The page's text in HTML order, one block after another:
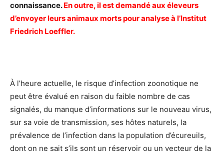
connaissance.En outre, il est demandé aux éleveurs
d’envoyer leurs animaux morts pour analyse à l’Institut
Friedrich Loeffler.
À l’heure actuelle, le risque d’infection zoonotique ne
peut être évalué en raison du faible nombre de cas
signalés, du manque d’informations sur le nouveau virus,
sur sa voie de transmission, ses hôtes naturels, la
prévalence de l’infection dans la population d’écureuils,
dont on ne sait s’ils sont un réservoir ou un vecteur de la